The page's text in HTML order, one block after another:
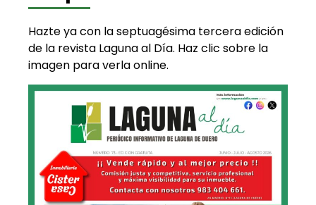
Hazte ya con la septuagésima tercera edición
de la revista Laguna al Día. Haz clic sobre la
imagen para verla online.